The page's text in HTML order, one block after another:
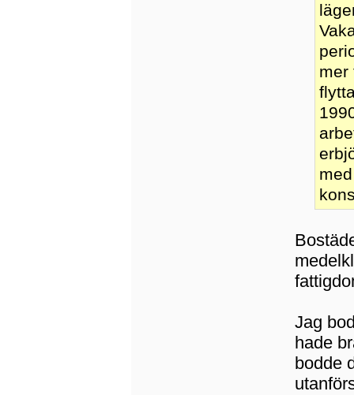
mer
Jag
hade
bodde